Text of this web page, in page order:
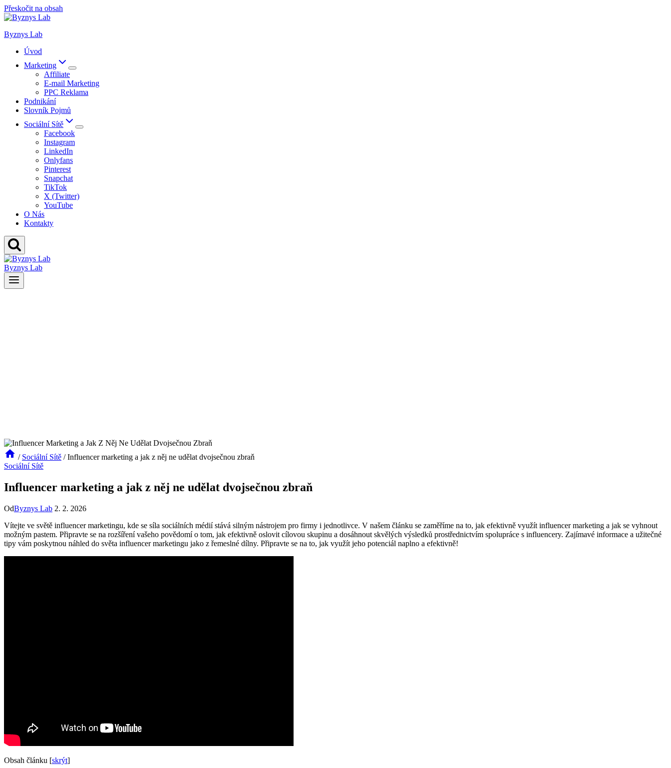
Přeskočit na obsah
Byznys Lab
Úvod
Marketing
Affiliate
E-mail Marketing
PPC Reklama
Podnikání
Slovník Pojmů
Sociální Sítě
Facebook
Instagram
LinkedIn
Onlyfans
Pinterest
Snapchat
TikTok
X (Twitter)
YouTube
O Nás
Kontakty
Byznys Lab
/ Sociální Sítě / Influencer marketing a jak z něj ne udělat dvojsečnou zbraň
Sociální Sítě
Influencer marketing a jak z něj ne udělat dvojsečnou zbraň
OdByznys Lab 2. 2. 2026
Vítejte ve světě influencer marketingu, ⁢kde se síla sociálních médií stává silným nástrojem⁣ pro​ firmy i jednotlivce. V⁣ našem článku se zaměříme na to, jak ⁢efektivně využít influencer ‌marketing ​a ⁢jak‌ se vyhnout
možným ⁣pastem. ‍Připravte se na rozšíření vašeho povědomí o tom, jak​ efektivně oslovit cílovou skupinu a ⁢dosáhnout skvělých výsledků prostřednictvím spolupráce ‌s influencery. Zajímavé informace a užitečné
tipy vám poskytnou náhled​ do světa influencer ⁤marketingu jako z řemeslné dílny. ⁣Připravte⁢ se na‍ to,​ jak využít jeho potenciál naplno a efektivně!
Obsah článku [skrýt]